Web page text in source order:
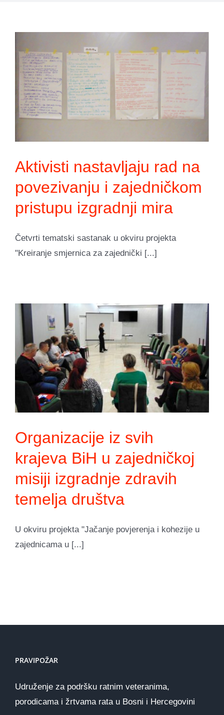
Aktivisti nastavljaju rad na
povezivanju i zajedničkom
pristupu izgradnji mira
Četvrti tematski sastanak u okviru projekta
"Kreiranje smjernica za zajednički [...]
Organizacije iz svih
krajeva BiH u zajedničkoj
misiji izgradnje zdravih
temelja društva
U okviru projekta "Jačanje povjerenja i kohezije u
zajednicama u [...]
PRAVIPOŽAR
Udruženje za podršku ratnim veteranima,
porodicama i žrtvama rata u Bosni i Hercegovini